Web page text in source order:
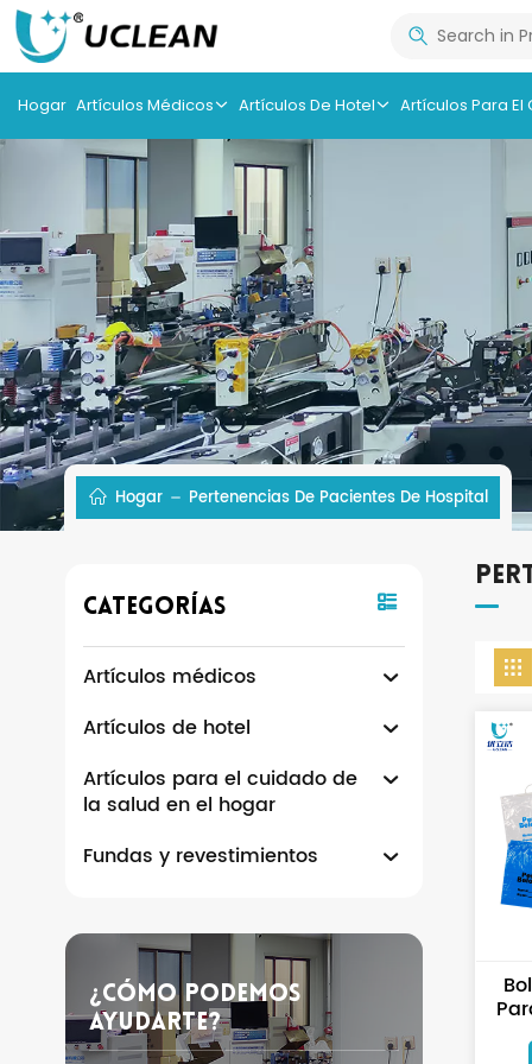
Hogar Artículos Médicos Artículos De Hotel Artículos Para El
Hogar Pertenencias De Pacientes De Hospital
Categorías
Artículos médicos
Artículos de hotel
Artículos para el cuidado de
la salud en el hogar
Fundas y revestimientos
¿Cómo Podemos
Ayudarte?